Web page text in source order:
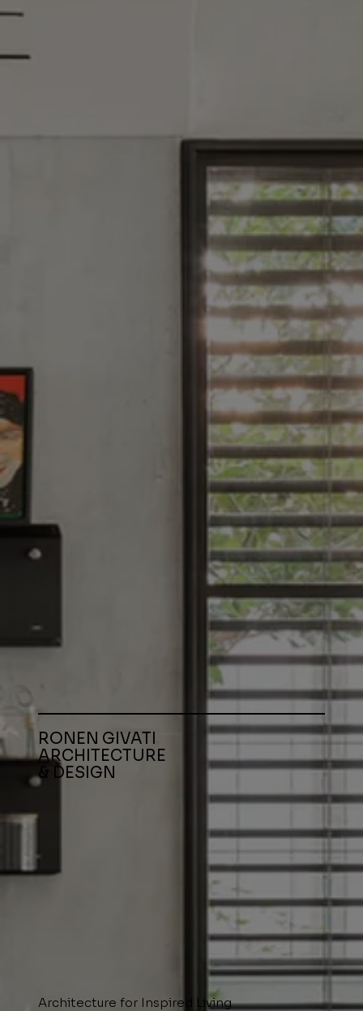
RONEN GIVATI
ARCHITECTURE
& DESIGN
Architecture for Inspired Living